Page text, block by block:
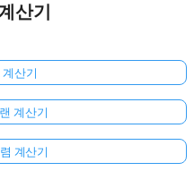
산기
산기
계산기
계산기